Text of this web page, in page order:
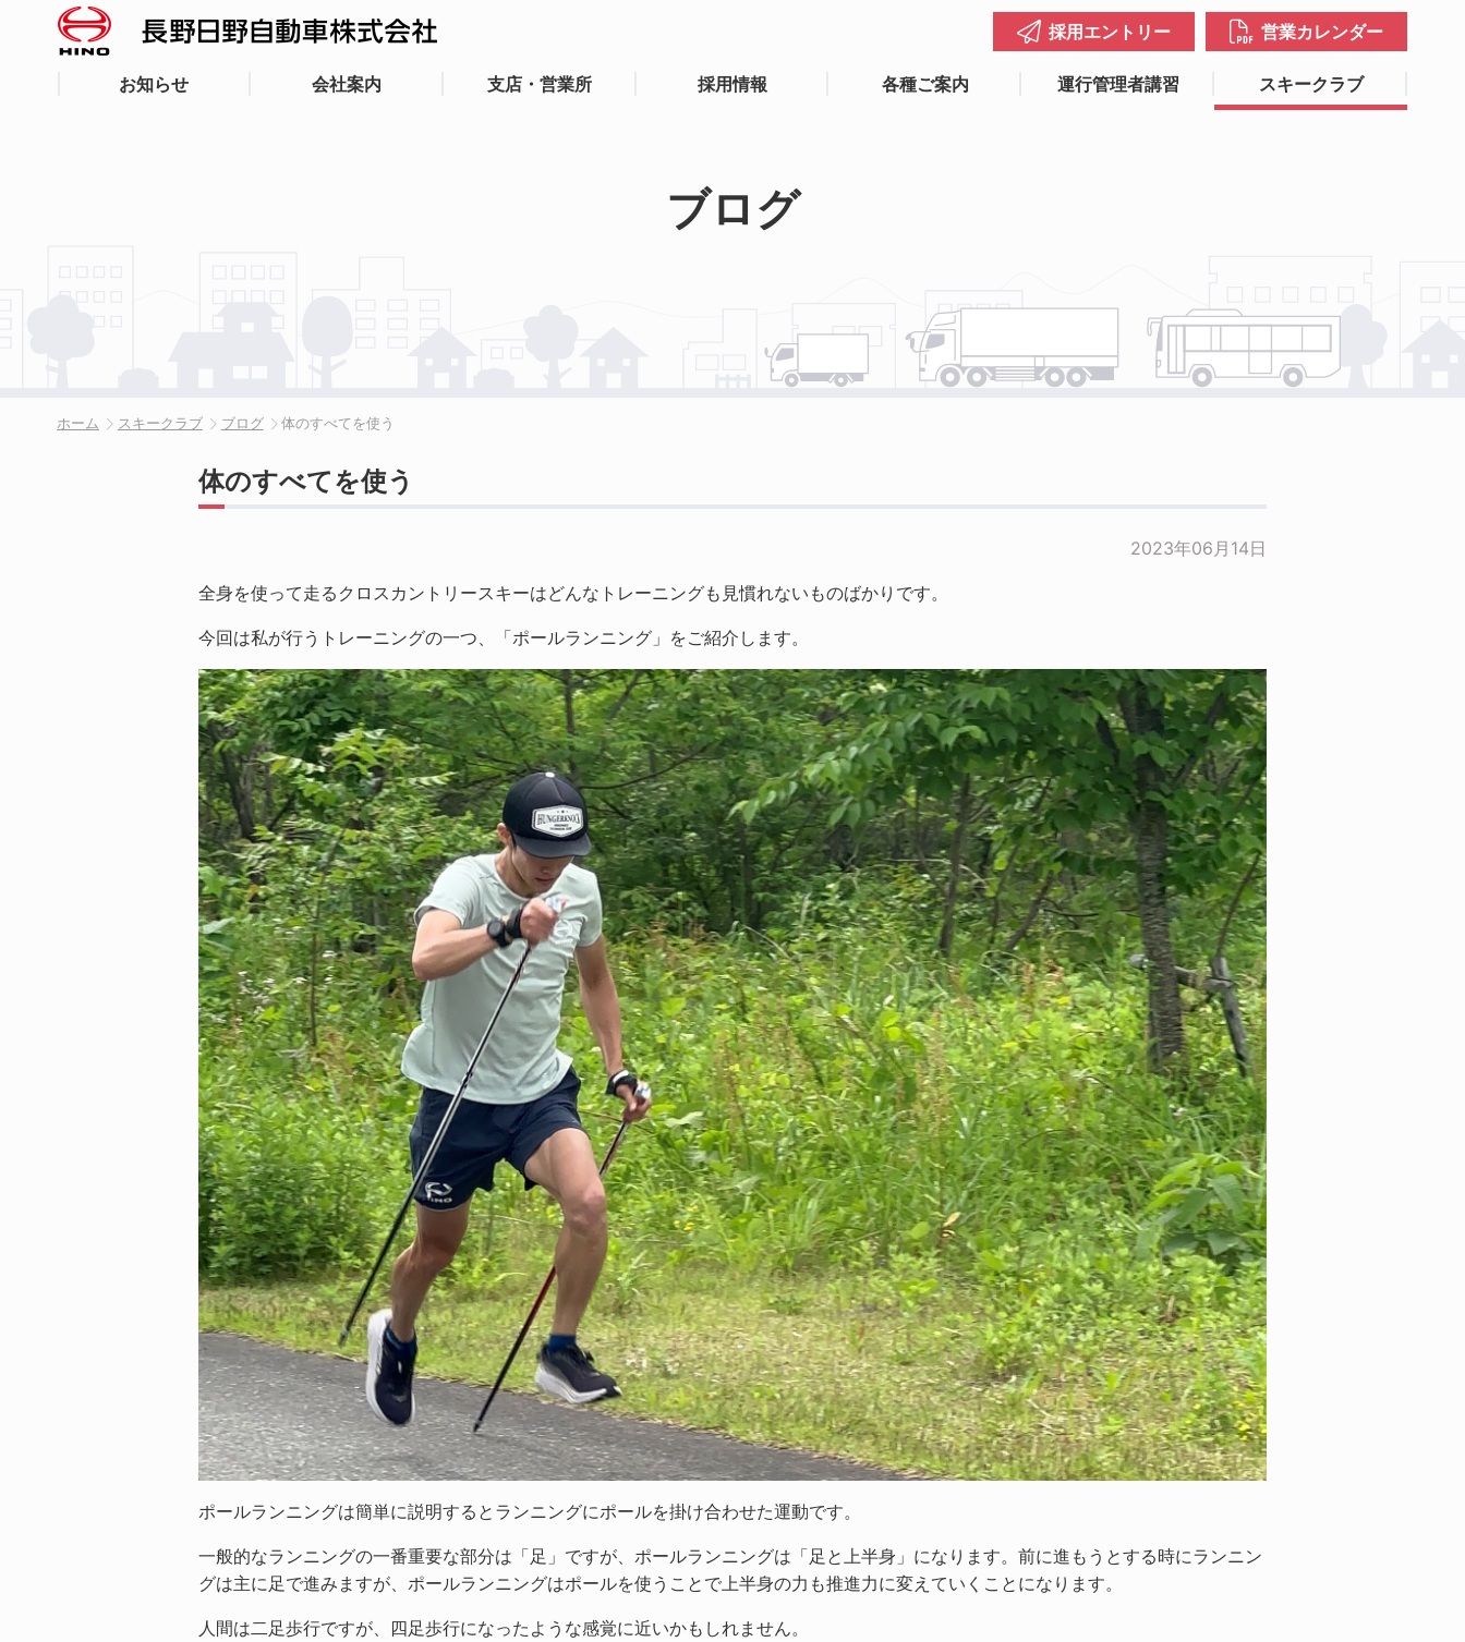
お知らせ 会社案内 支店・営業所 採用情報 各種ご案内 運行管理者講習 スキークラブ
採用エントリー 営業カレンダー
ブログ
ホーム スキークラブ ブログ 体のすべてを使う
体のすべてを使う
2023年06月14日
全身を使って走るクロスカントリースキーはどんなトレーニングも見慣れないものばかりです。
今回は私が行うトレーニングの一つ、「ポールランニング」をご紹介します。
ポールランニングは簡単に説明するとランニングにポールを掛け合わせた運動です。
一般的なランニングの一番重要な部分は「足」ですが、ポールランニングは「足と上半身」になります。前に進もうとする時にランニン
グは主に足で進みますが、ポールランニングはポールを使うことで上半身の力も推進力に変えていくことになります。
人間は二足歩行ですが、四足歩行になったような感覚に近いかもしれません。